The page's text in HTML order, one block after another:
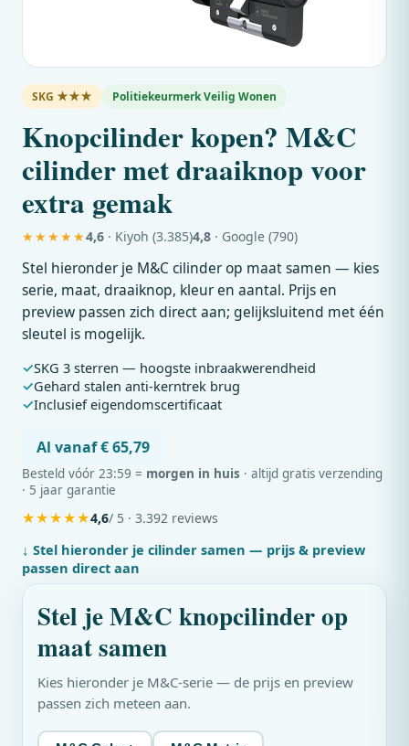
SKG ★★★ Politiekeurmerk Veilig Wonen
Knopcilinder kopen? M&C
cilinder met draaiknop voor
extra gemak
★★★★★4,6 · Kiyoh (3.385)4,8 · Google (790)
Stel hieronder je M&C cilinder op maat samen — kies
serie, maat, draaiknop, kleur en aantal. Prijs en
preview passen zich direct aan; gelijksluitend met één
sleutel is mogelijk.
SKG 3 sterren — hoogste inbraakwerendheid
Gehard stalen anti-kerntrek brug
Inclusief eigendomscertificaat
Al vanaf € 65,79
Besteld vóór 23:59 = morgen in huis · altijd gratis verzending
· 5 jaar garantie
★★★★★4,6/ 5 · 3.392 reviews
↓ Stel hieronder je cilinder samen — prijs & preview
passen direct aan
Stel jeM&C knopcilinder op
maat samen
Kies hieronder je M&C-serie — de prijs en preview
passen zich meteen aan.